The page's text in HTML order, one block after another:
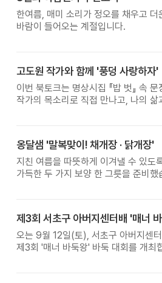
한여름, 매미 소리가 정오를 채우고 더
바람이 들어오는 계절입니다.
고도원 작가와 함께 '풍덩 사랑하자'
이번 북토크는 명상시집 『밥 벗』 속 문
작가의 목소리로 직접 만나고, 나의 삶
옹달샘 '말복맞이! 채개장 · 닭개장'
지친 여름을 따뜻하게 이겨낼 수 있도
가득한 두 가지 보양 한 그릇을 준비했
오는 9월 12일(토), 서초구 아버지센터
제3회 '매너 바둑왕' 바둑 대회를 개최